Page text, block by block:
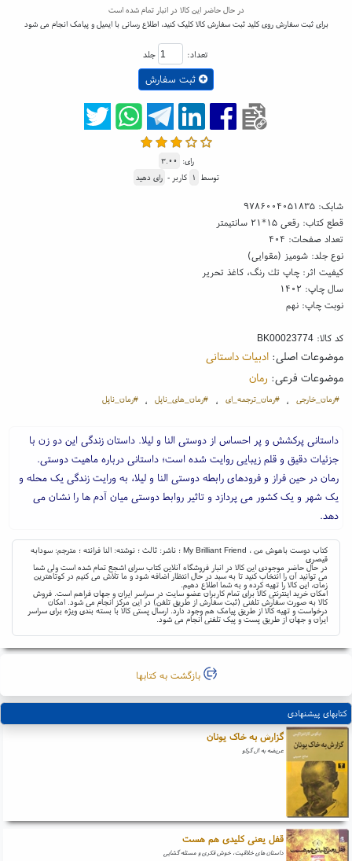
در حال حاضر این کالا در انبار تمام شده است
برای ثبت سفارش روی کلید ثبت سفارش کالا کلیک کنید، اطلاع رسانی با ایمیل و پیامک انجام می شود
تعداد: جلد
ثبت سفارش
رای: ۳.۰۰
توسط ۱ کاربر - رای دهید
شابک:۹۷۸۶۰۰۴۰۵۱۸۳۵
قطع کتاب: رقعی ۱۵*۲۱ سانتیمتر
تعداد صفحات: ۴۰۴
نوع جلد: شومیز (مقوایی)
کیفیت اثر: چاپ تك رنگ، کاغذ تحریر
سال چاپ: ۱۴۰۲
نوبت چاپ: نهم
کد کالا:BK00023774
موضوعات اصلی:ادبیات داستانی
موضوعات فرعی: رمان
#رمان_خارجی ، #رمان_ترجمه_ای ، #رمان_های_ناپل ، #رمان_ناپل
داستانی پرکشش و پر احساس از دوستی النا و لیلا. داستان زندگی این دو زن با
جزئیات دقیق و قلم زیبایی روایت شده است؛ داستانی درباره ماهیت دوستی.
رمان در حین فراز و فرودهای رابطه دوستی النا و لیلا، به ورایت زندگی یک محله و
یک شهر و یک کشور می پردازد و تاثیر روابط دوستی میان آدم ها را نشان می
دهد.
کتاب دوست باهوش من ، My Brilliant Friend ؛ ناشر: ثالث ؛ نوشته: النا فرانته ؛ مترجم: سودابه
قیصری
در حال حاضر موجودی این کالا در انبار فروشگاه آنلاین کتاب سرای اشجع تمام شده است ولی شما
می توانید آن را انتخاب کنید تا به سبد در حال انتظار اضافه شود و ما تلاش می کنیم در کوتاهترین
زمان، این کالا را تهیه کرده و به شما اطلاع دهیم.
امکان خرید اینترنتی کالا برای تمام کاربران عضو سایت در سراسر ایران و جهان فراهم است. فروش
کالا به صورت سفارش تلفنی (ثبت سفارش از طریق تلفن) در این مرکز انجام می شود. امکان
درخواست و تهیه کالا از طریق پیامک هم وجود دارد. ارسال پستی کالا با بسته بندی ویژه برای سراسر
ایران و جهان از طریق پست و پیک تلفنی انجام می شود.
بازگشت به کتابها
کتابهای پیشنهادی
گزارش به خاک یونان
عریضه به ال گرکو
قفل یعنی کلیدی هم هست
داستان های خلاقیت، خوش فکری و مسئله گشایی